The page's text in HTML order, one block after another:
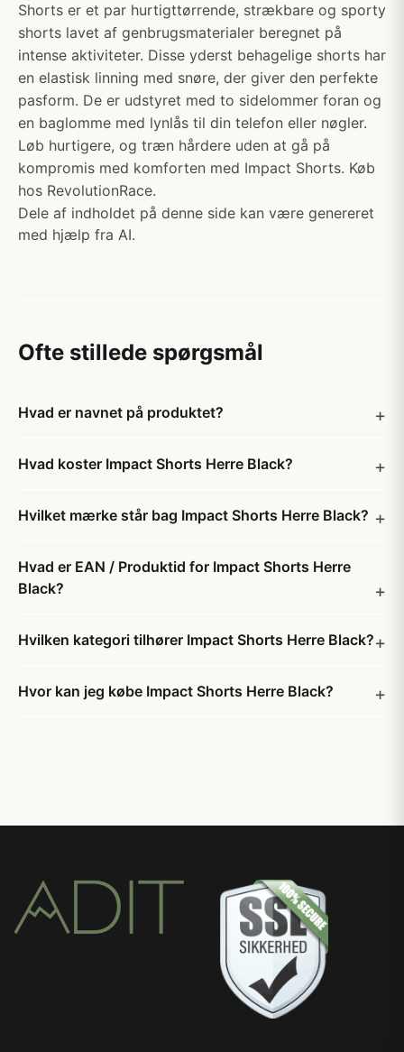
Shorts er et par hurtigttørrende, strækbare og sporty
shorts lavet af genbrugsmaterialer beregnet på
intense aktiviteter. Disse yderst behagelige shorts har
en elastisk linning med snøre, der giver den perfekte
pasform. De er udstyret med to sidelommer foran og
en baglomme med lynlås til din telefon eller nøgler.
Løb hurtigere, og træn hårdere uden at gå på
kompromis med komforten med Impact Shorts. Køb
hos RevolutionRace.
Dele af indholdet på denne side kan være genereret
med hjælp fra AI.
Ofte stillede spørgsmål
Hvad er navnet på produktet?
Hvad koster Impact Shorts Herre Black?
Hvilket mærke står bag Impact Shorts Herre Black?
Hvad er EAN / Produktid for Impact Shorts Herre
Black?
Hvilken kategori tilhører Impact Shorts Herre Black?
Hvor kan jeg købe Impact Shorts Herre Black?